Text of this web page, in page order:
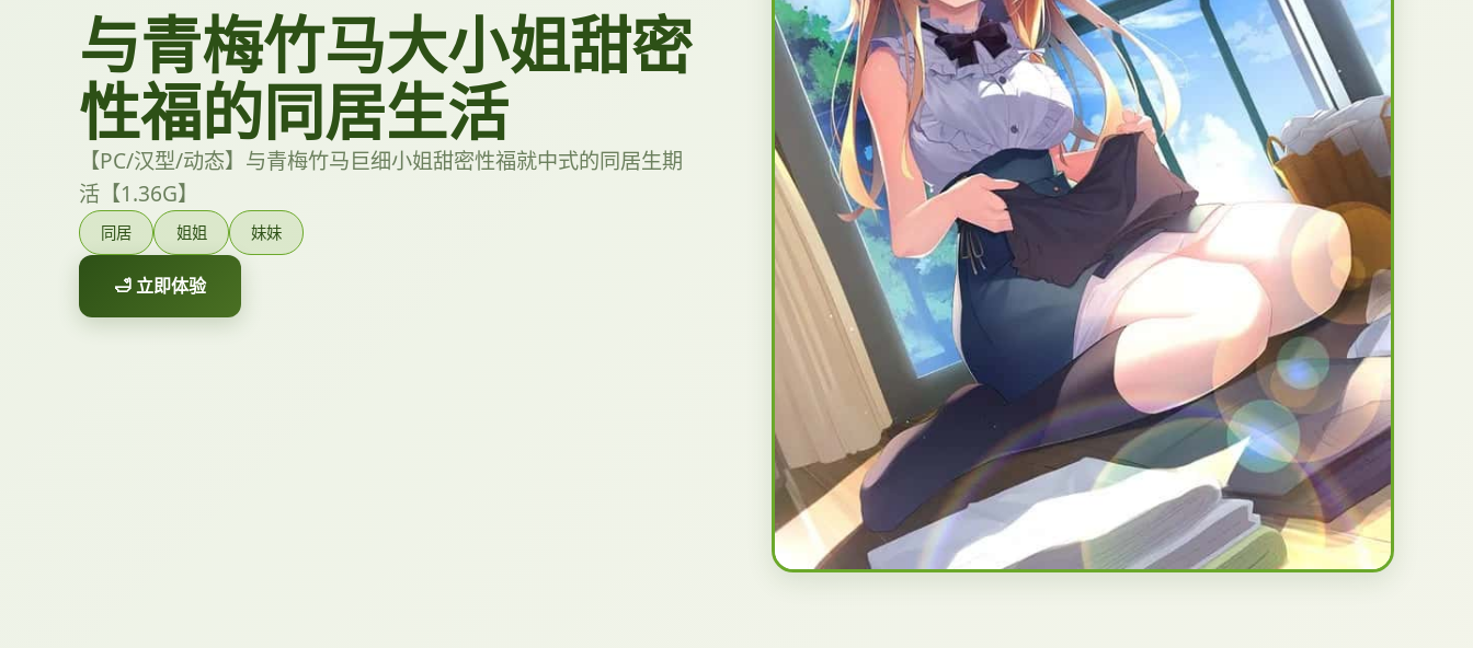
与青梅竹马大小姐甜密
性福的同居生活
【PC/汉型/动态】与青梅竹马巨细小姐甜密性福就中式的同居生期
活【1.36G】
同居 姐姐 妹妹
🛁 立即体验